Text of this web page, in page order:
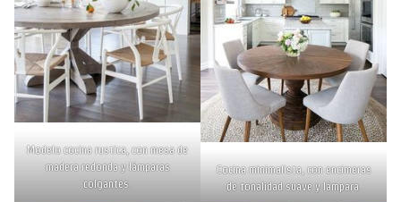
Modelo cocina rustica, con mesa de
madera redonda y lámparas
colgantes.
Cocina minimalista, con encimeras
de tonalidad suave y lámpara.